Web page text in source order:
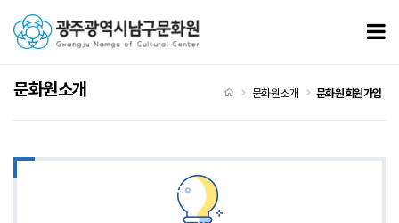
문화원소개 처음으로
문화원소개 문화원회원가입